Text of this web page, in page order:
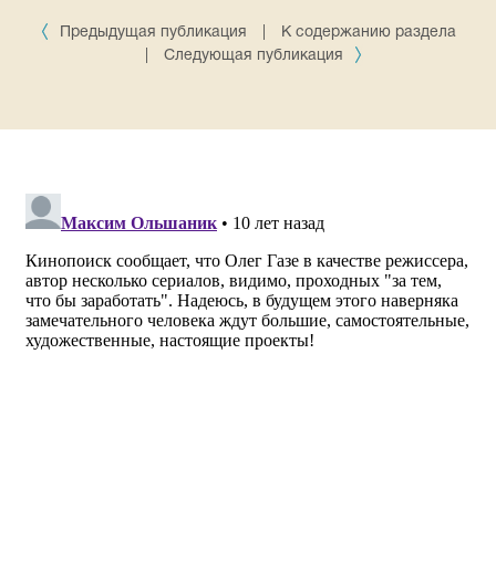
Предыдущая публикация
К содержанию раздела
Следующая публикация